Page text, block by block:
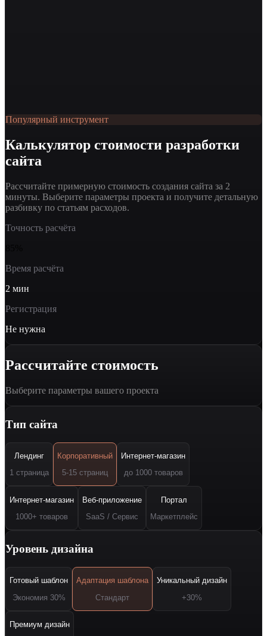
Популярный инструмент
Калькулятор стоимости разработки
сайта
Рассчитайте примерную стоимость создания сайта за 2
минуты. Выберите параметры проекта и получите детальную
разбивку по статьям расходов.
Точность расчёта
Время расчёта
2 мин
Регистрация
Не нужна
Рассчитайте стоимость
Выберите параметры вашего проекта
Тип сайта
Лендинг
1 страница
Корпоративный
5-15 страниц
Интернет-магазин
до 1000 товаров
Интернет-магазин
1000+ товаров
Веб-приложение
SaaS / Сервис
Портал
Маркетплейс
Уровень дизайна
Готовый шаблон
Экономия 30%
Адаптация шаблона
Стандарт
Уникальный дизайн
+30%
Премиум дизайн